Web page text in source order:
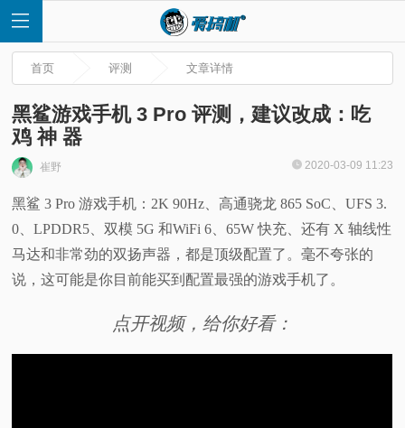
首
页
快
首页 评测 文章详情
黑鲨游戏手机 3 Pro 评测，建议改成：吃
鸡 神 器
崔野 2020-03-09 11:23
黑鲨 3 Pro 游戏手机：2K 90Hz、高通骁龙 865 SoC、UFS 3.
0、LPDDR5、双模 5G 和WiFi 6、65W 快充、还有 X 轴线性
马达和非常劲的双扬声器，都是顶级配置了。毫不夸张的
说，这可能是你目前能买到配置最强的游戏手机了。
点开视频，给你好看：